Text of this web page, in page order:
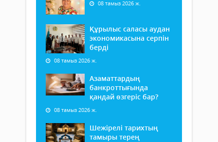
08 тамыз 2026 ж.
Құрылыс саласы аудан
экономикасына серпін
берді
08 тамыз 2026 ж.
Азаматтардың
банкроттығында
қандай өзгеріс бар?
08 тамыз 2026 ж.
Шежірелі тарихтың
тамыры терең